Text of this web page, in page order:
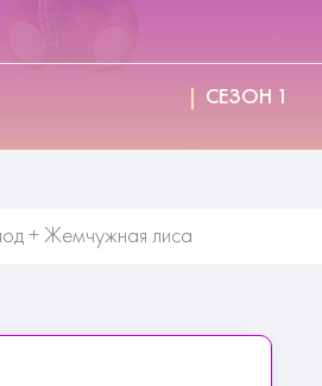
СЕЗОН 1
+ Жемчужная лиса